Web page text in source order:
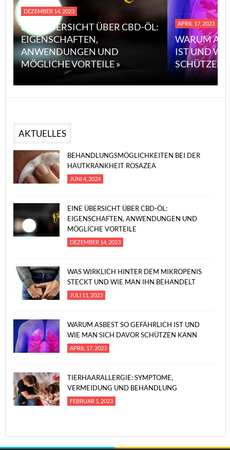
DEZEMBER 14, 2023
EINE ÜBERSICHT ÜBER CBD-ÖL:
EIGENSCHAFTEN,
ANWENDUNGEN UND
MÖGLICHE VORTEILE »
APRIL 17, 2023
WARUM
IST UND
SCHÜTZEN
AKTUELLES
BEHANDLUNGSMÖGLICHKEITEN BEI DER
HAUTKRANKHEIT ROSAZEA
JUNI 4, 2024
EINE ÜBERSICHT ÜBER CBD-ÖL:
EIGENSCHAFTEN, ANWENDUNGEN UND
MÖGLICHE VORTEILE
DEZEMBER 14, 2023
WAS WIRKLICH HINTER DEM MIKROPENIS
STECKT UND WIE MAN IHN BEHANDELT
JULI 11, 2023
WARUM ASBEST SO GEFÄHRLICH IST UND
WIE MAN SICH DAVOR SCHÜTZEN KANN
APRIL 17, 2023
TIERHAARALLERGIE: SYMPTOME,
VERMEIDUNG UND BEHANDLUNG
FEBRUAR 1, 2023